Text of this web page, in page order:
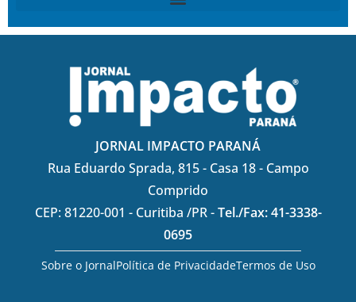
JORNAL IMPACTO PARANÁ
Rua Eduardo Sprada, 815 - Casa 18 - Campo
Comprido
CEP: 81220-001 - Curitiba /PR -Tel./Fax: 41-3338-
0695
Sobre o JornalPolítica de PrivacidadeTermos de Uso